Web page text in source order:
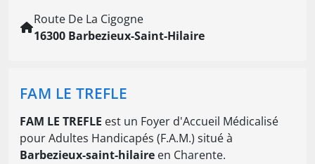
Route De La Cigogne
16300 Barbezieux-Saint-Hilaire
FAM LE TREFLE
FAM LE TREFLE est un Foyer d'Accueil Médicalisé
pour Adultes Handicapés (F.A.M.) situé à
Barbezieux-saint-hilaire en Charente.